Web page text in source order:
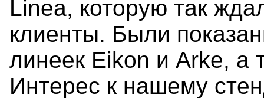
Linea, которую так
клиенты. Были
линеек Eikon и Arke, а
Интерес к нашему